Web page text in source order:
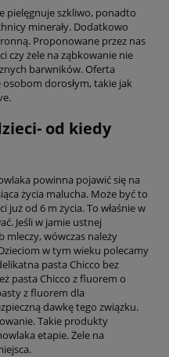
pielęgnuje szkliwo, ponadto
minerały. Dodatkowo
Proponowane przez nas
czy żele na ząbkowanie nie
barwników. Oferta
dorosłym, takie jak
od kiedy
powinna pojawić się na
życia malucha. Może być to
od 6 m życia. To właśnie w
Jeśli w jamie ustnej
mleczy, wówczas należy
w tym wieku polecamy
pasta Chicco bez
pasta Chicco z fluorem o
z fluorem dla
dawkę tego związku.
Takie produkty
etapie. Żele na